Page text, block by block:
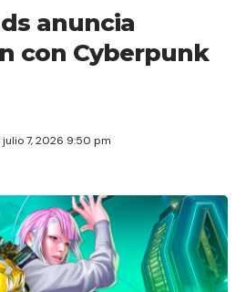
anuncia
con Cyberpunk
7, 2026 9:50 pm